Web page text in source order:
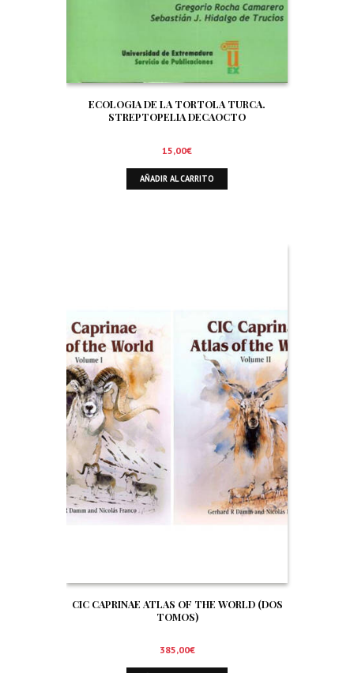
ECOLOGIA DE LA TORTOLA TURCA.
STREPTOPELIA DECAOCTO
15,00€
AÑADIR AL CARRITO
CIC CAPRINAE ATLAS OF THE WORLD (DOS
TOMOS)
385,00€